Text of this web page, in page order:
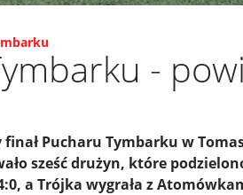
-
Pucharu Tymbarku w
sześć drużyn, które
a Trójka wygrała z